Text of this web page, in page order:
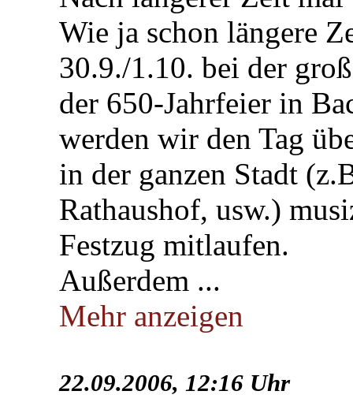
Wie ja schon längere
30.9./1.10. bei der
der 650-Jahrfeier in
werden wir den Tag
in der ganzen Stadt
Rathaushof, usw.)
Festzug mitlaufen.
Außerdem ...
Mehr anzeigen
22.09.2006, 12:16 Uhr